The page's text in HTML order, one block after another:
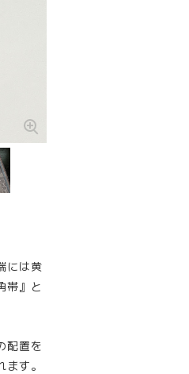
には黄
帯』と
配置を
す。